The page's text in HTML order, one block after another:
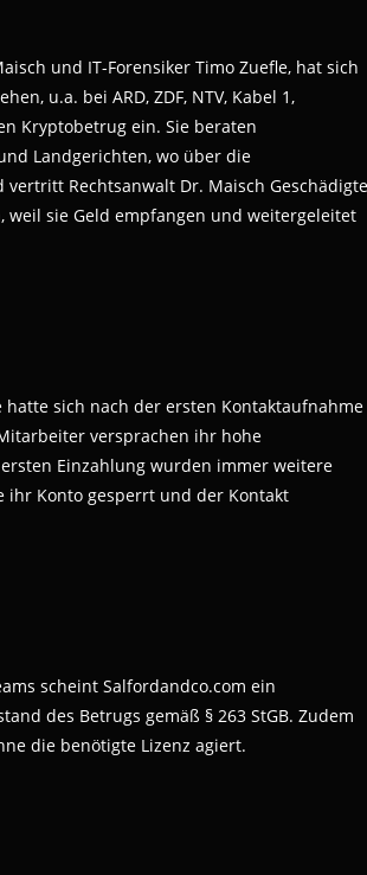
und IT-Forensiker Timo Zuefle, hat sich
u.a. bei ARD, ZDF, NTV, Kabel 1,
Kryptobetrug ein. Sie beraten
Landgerichten, wo über die
Rechtsanwalt Dr. Maisch Geschädigte
weil sie Geld empfangen und weitergeleitet
sich nach der ersten Kontaktaufnahme
versprachen ihr hohe
Einzahlung wurden immer weitere
ihr Konto gesperrt und der Kontakt
scheint Salfordandco.com ein
des Betrugs gemäß § 263 StGB. Zudem
die benötigte Lizenz agiert.